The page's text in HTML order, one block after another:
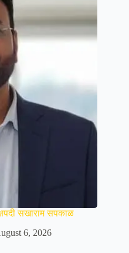
सखाराम सपकाळ
6, 2026